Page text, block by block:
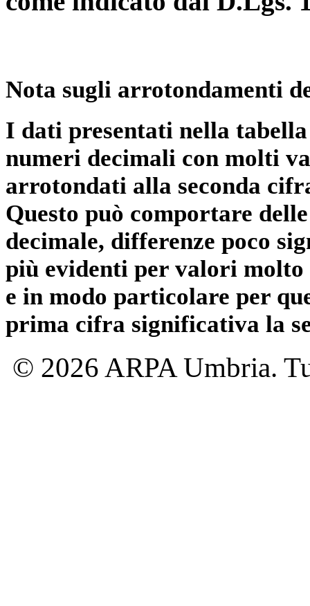
Nota sugli arrotondamenti
I dati presentati nella
numeri decimali con molti
arrotondati alla seconda
Questo può comportare
decimale, differenze poco
più evidenti per valori
e in modo particolare per
prima cifra significativa la
© 2026 ARPA Umbria.